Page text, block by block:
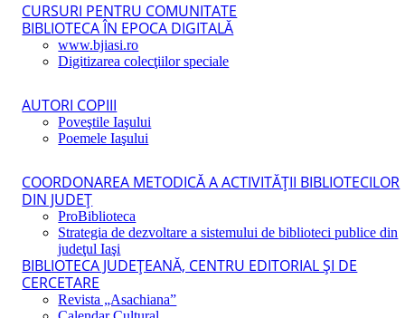
CURSURI PENTRU COMUNITATE
BIBLIOTECA ÎN EPOCA DIGITALĂ
www.bjiasi.ro
Digitizarea colecţiilor speciale
AUTORI COPIII
Poveştile Iaşului
Poemele Iaşului
COORDONAREA METODICĂ A ACTIVITĂŢII BIBLIOTECILOR
DIN JUDEŢ
ProBiblioteca
Strategia de dezvoltare a sistemului de biblioteci publice din
judeţul Iaşi
BIBLIOTECA JUDEŢEANĂ, CENTRU EDITORIAL ŞI DE
CERCETARE
Revista „Asachiana”